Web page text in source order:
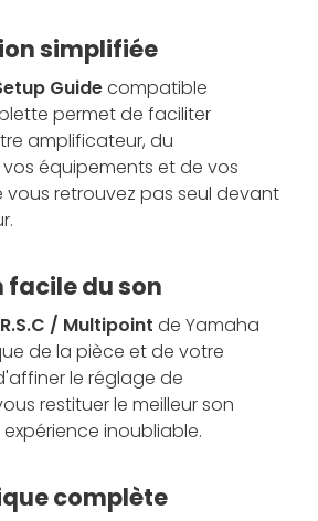
simplifiée
Guidecompatible
permet de faciliter
amplificateur, du
équipements et de vos
vous retrouvez pas seul devant
du son
/ Multipoint de Yamaha
de la pièce et de votre
le réglage de
restituer le meilleur son
inoubliable.
complète